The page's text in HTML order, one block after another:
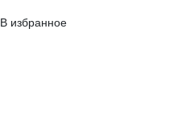
В избранное